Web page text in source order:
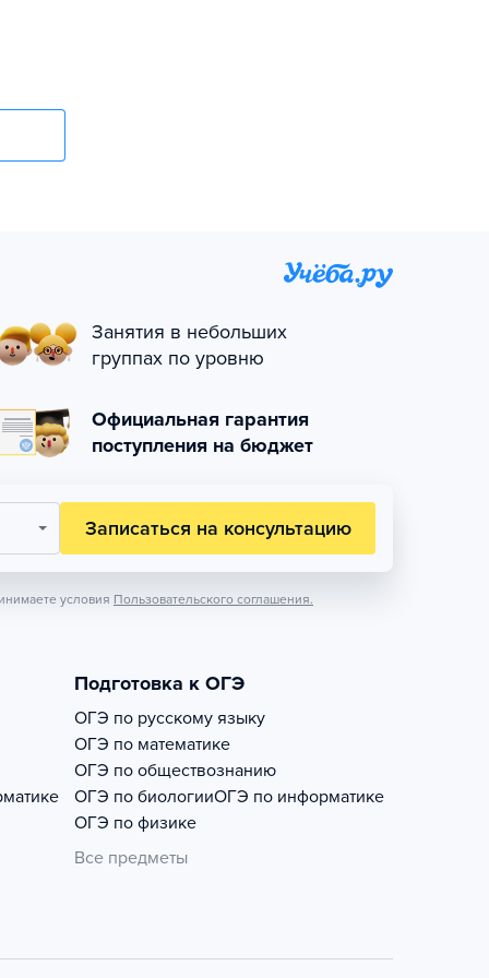
Занятия в небольших
группах по уровню
Официальная гарантия
поступления на бюджет
Записаться на консультацию
условия Пользовательского соглашения.
Подготовка к ОГЭ
ОГЭ по русскому языку
ОГЭ по математике
ОГЭ по обществознанию
ОГЭ по биологииОГЭ по информатике
ОГЭ по физике
Все предметы